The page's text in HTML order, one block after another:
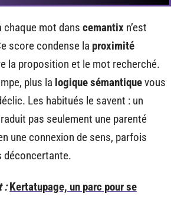
chaque mot dans cemantix n’est
score condense la proximité
la proposition et le mot recherché.
plus la logique sémantiquevous
Les habitués le savent : un
pas seulement une parenté
une connexion de sens, parfois
déconcertante.
: Kertatupage, un parc pour se